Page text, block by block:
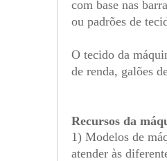
com base nas
ou padrões de
O tecido da
de renda, galões
Recursos da
1) Modelos de
atender às